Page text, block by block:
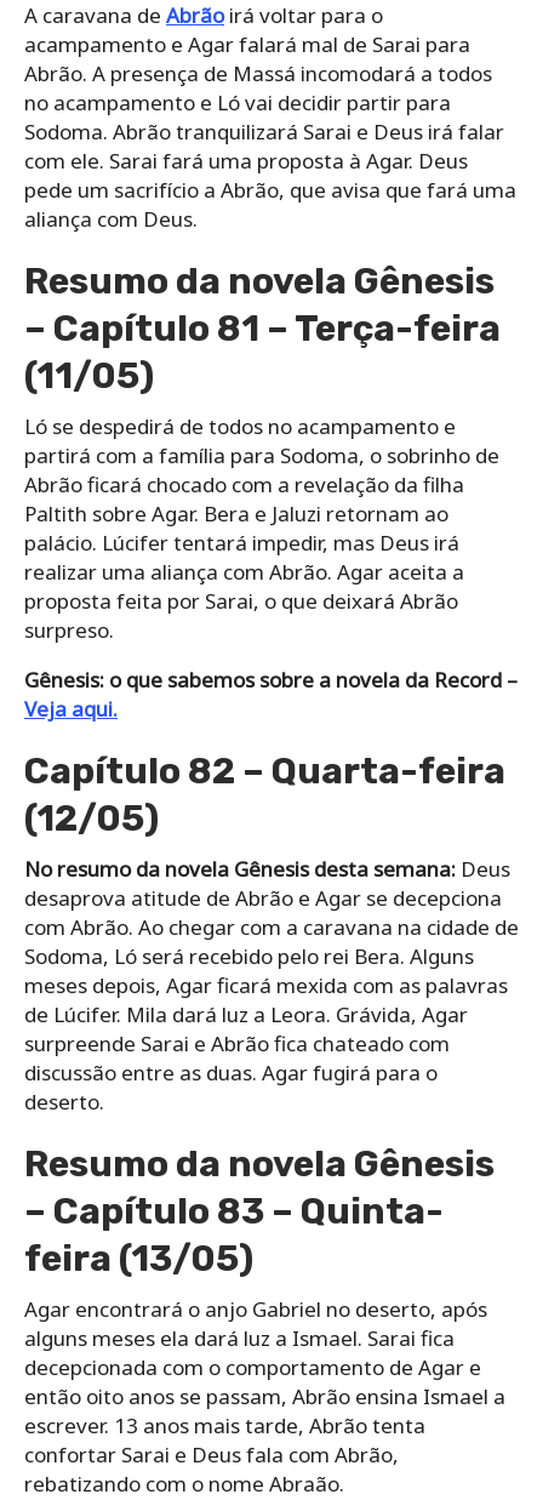
A caravana de Abrãoirá voltar para o
acampamento e Agar falará mal de Sarai para
Abrão. A presença de Massá incomodará a todos
no acampamento e Ló vai decidir partir para
Sodoma. Abrão tranquilizará Sarai e Deus irá falar
com ele. Sarai fará uma proposta à Agar. Deus
pede um sacrifício a Abrão, que avisa que fará uma
aliança com Deus.
Resumo da novela Gênesis
– Capítulo 81 – Terça-feira
(11/05)
Ló se despedirá de todos no acampamento e
partirá com a família para Sodoma, o sobrinho de
Abrão ficará chocado com a revelação da filha
Paltith sobre Agar. Bera e Jaluzi retornam ao
palácio. Lúcifer tentará impedir, mas Deus irá
realizar uma aliança com Abrão. Agar aceita a
proposta feita por Sarai, o que deixará Abrão
surpreso.
Gênesis: o que sabemos sobre a novela da Record –
Veja aqui.
Capítulo 82 – Quarta-feira
(12/05)
No resumo da novela Gênesis desta semana: Deus
desaprova atitude de Abrão e Agar se decepciona
com Abrão. Ao chegar com a caravana na cidade de
Sodoma, Ló será recebido pelo rei Bera. Alguns
meses depois, Agar ficará mexida com as palavras
de Lúcifer. Mila dará luz a Leora. Grávida, Agar
surpreende Sarai e Abrão fica chateado com
discussão entre as duas. Agar fugirá para o
deserto.
Resumo da novela Gênesis
– Capítulo 83 – Quinta-
feira (13/05)
Agar encontrará o anjo Gabriel no deserto, após
alguns meses ela dará luz a Ismael. Sarai fica
decepcionada com o comportamento de Agar e
então oito anos se passam, Abrão ensina Ismael a
escrever. 13 anos mais tarde, Abrão tenta
confortar Sarai e Deus fala com Abrão,
rebatizando com o nome Abraão.